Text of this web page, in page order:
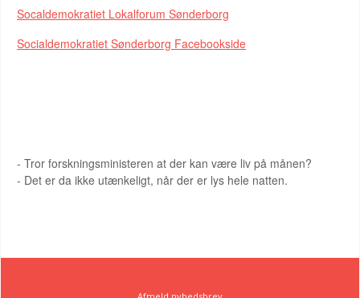
Socaldemokratiet Lokalforum Sønderborg
Socialdemokratiet Sønderborg Facebookside
- Tror forskningsministeren at der kan være liv på månen?
- Det er da ikke utænkeligt, når der er lys hele natten.